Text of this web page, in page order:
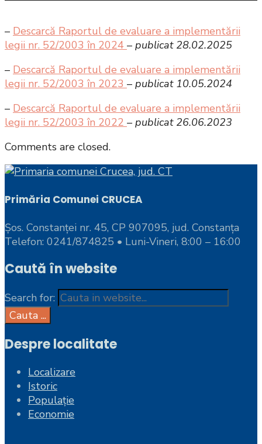
– Descarcă Raportul de evaluare a implementării
legii nr. 52/2003 în 2024 – publicat 28.02.2025
– Descarcă Raportul de evaluare a implementării
legii nr. 52/2003 în 2023 – publicat 10.05.2024
– Descarcă Raportul de evaluare a implementării
legii nr. 52/2003 în 2022 – publicat 26.06.2023
Comments are closed.
Primăria Comunei CRUCEA
Șos. Constanței nr. 45, CP 907095, jud. Constanța
Telefon: 0241/874825 • Luni-Vineri, 8:00 – 16:00
Caută în website
Search for:
Cauta ...
Despre localitate
Localizare
Istoric
Populație
Economie